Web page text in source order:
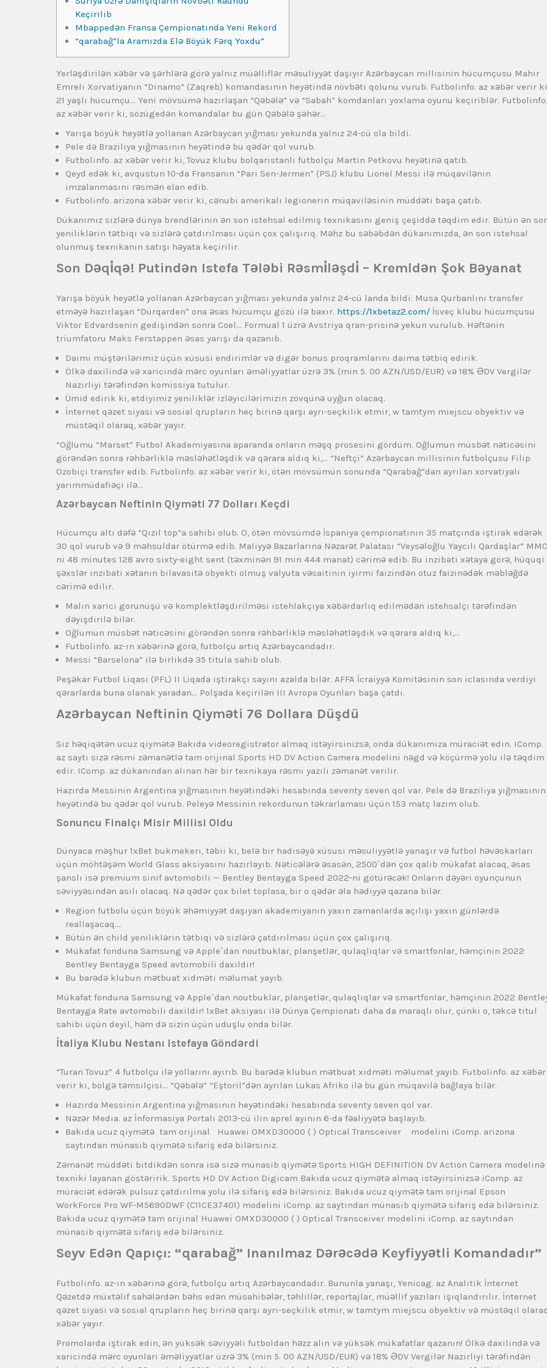
Keçirilib
Mbappedən Fransa Çempionatında Yeni Rekord
“qarabağ”la Aramızda Elə Böyük Fərq Yoxdu”
Yerləşdirilən xəbər və şərhlərə görə yalnız müəlliflər məsuliyyət daşıyır Azərbaycan millisinin hücumçusu Mahir
Emreli Xorvatiyanın “Dinamo” (Zaqreb) komandasının heyətində növbəti qolunu vurub. Futbolinfo. az xəbər verir
21 yaşlı hücumçu… Yeni mövsümə hazırlaşan “Qəbələ” və “Sabah” komdanları yoxlama oyunu keçiriblər. Futbolinfo.
az xəbər verir ki, sözügedən komandalar bu gün Qəbələ şəhər…
Yarışa böyük heyətlə yollanan Azərbaycan yığması yekunda yalnız 24-cü ola bildi.
Pele də Braziliya yığmasının heyətində bu qədər qol vurub.
Futbolinfo. az xəbər verir ki, Tovuz klubu bolqarıstanlı futbolçu Martin Petkovu heyətinə qatıb.
Qeyd edək ki, avqustun 10-da Fransanın “Pari Sen-Jermen” (PSJ) klubu Lionel Messi ilə müqavilənin
imzalanmasını rəsmən elan edib.
Futbolinfo. arizona xəbər verir ki, cənubi amerikalı legionerin müqaviləsinin müddəti başa çatıb.
Dükanımız sizlərə dünya brendlərinin ən son istehsal edilmiş texnikasını geniş çeşiddə təqdim edir. Bütün ən
yeniliklərin tətbiqi və sizlərə çatdırılması üçün çox çalışırıq. Məhz bu səbəbdən dükanımızda, ən son istehsal
olunmuş texnikanın satışı həyata keçirilir.
Son Dəqi̇qə! Putindən Istefa Tələbi Rəsmi̇ləşdi̇ – Kremldən Şok Bəyanat
Yarışa böyük heyətlə yollanan Azərbaycan yığması yekunda yalnız 24-cü landa bildi. Musa Qurbanlını transfer
etməyə hazırlaşan “Dürqarden” ona əsas hücumçu gözü ilə baxır. https://1xbetaz2.com/ İsveç klubu hücumçusu
Viktor Edvardsenin gedişindən sonra Coel… Formual 1 üzrə Avstriya qran-prisinə yekun vurulub. Həftənin
triumfatoru Maks Ferstappen əsas yarışı da qazanıb.
Daimi müştərilərimiz üçün xüsusi endirimlər və digər bonus proqramlarını daima tətbiq edirik.
Ölkə daxilində və xaricində mərc oyunları əməliyyatlar üzrə 3% (min 5. 00 AZN/USD/EUR) və 18% ƏDV Vergilər
Nazirliyi tərəfindən komissiya tutulur.
Ümid edirik ki, etdiyimiz yeniliklər izləyicilərimizin zövqünə uyğun olacaq.
İnternet qəzet siyasi və sosial qrupların heç birinə qarşı ayrı-seçkilik etmir, w tamtym miejscu obyektiv və
müstəqil olaraq, xəbər yayır.
“Oğlumu “Marset” Futbol Akademiyasına aparanda onların məşq prosesini gördüm. Oğlumun müsbət nəticəsini
görəndən sonra rəhbərliklə məsləhətləşdik və qərara aldıq ki,… “Neftçi” Azərbaycan millisinin futbolçusu Filip
Ozobiçi transfer edib. Futbolinfo. az xəbər verir ki, ötən mövsümün sonunda “Qarabağ”dan ayrılan xorvatiyalı
yarımmüdafiəçi ilə…
Azərbaycan Neftinin Qiyməti 77 Dolları Keçdi
Hücumçu altı dəfə “Qızıl top”a sahibi olub. O, ötən mövsümdə İspaniya çempionatının 35 matçında iştirak edərək
30 qol vurub və 9 məhsuldar ötürmə edib. Maliyyə Bazarlarına Nəzarət Palatası “Veysəloğlu Yaycılı Qardaşlar”
ni 48 minutes 128 avro sixty-eight sent (təxminən 91 min 444 manat) cərimə edib. Bu inzibati xətaya görə, hüquqi
şəxslər inzibati xətanın bilavasitə obyekti olmuş valyuta vəsaitinin iyirmi faizindən otuz faizinədək məbləğdə
cərimə edilir.
Malın xarici gorunüşü və komplektləşdirilməsi istehlakçıya xəbərdarlıq edilmədən istehsalçı tərəfindən
dəyişdirilə bilər.
Oğlumun müsbət nəticəsini görəndən sonra rəhbərliklə məsləhətləşdik və qərara aldıq ki,…
Futbolinfo. az-ın xəbərinə görə, futbolçu artıq Azərbaycandadır.
Messi “Barselona” ilə birlikdə 35 titula sahib olub.
Peşəkar Futbol Liqası (PFL) II Liqada iştirakçı sayını azalda bilər. AFFA İcraiyyə Komitəsinin son iclasında verdiyi
qərarlarda buna olanak yaradan… Polşada keçirilən III Avropa Oyunları başa çatdı.
Azərbaycan Neftinin Qiyməti 76 Dollara Düşdü
Siz həqiqətən ucuz qiymətə Bakıda videoregistrator almaq istəyirsinizsə, onda dükanımıza müraciət edin. IComp.
az saytı sizə rəsmi zəmanətlə tam orijinal Sports HD DV Action Camera modelini nəgd və köçürmə yolu ilə təqdim
edir. IComp. az dükanından alınan hər bir texnikaya rəsmi yazılı zəmanət verilir.
Hazırda Messinin Argentina yığmasının heyətindəki hesabında seventy seven qol var. Pele də Braziliya yığmasının
heyətində bu qədər qol vurub. Peleyə Messinin rekordunun təkrarlaması üçün 153 matç lazım olub.
Sonuncu Finalçı Misir Millisi Oldu
Dünyaca məşhur 1xBet bukmekeri, təbii ki, belə bir hadisəyə xüsusi məsuliyyətlə yanaşır və futbol həvəskarları
üçün möhtəşəm World Glass aksiyasını hazırlayıb. Nəticələrə əsasən, 2500`dən çox qalib mükafat alacaq, əsas
şanslı isə premium sinif avtomobili — Bentley Bentayga Speed ​​2022-ni götürəcək! Onların dəyəri oyunçunun
səviyyəsindən asılı olacaq. Nə qədər çox bilet toplasa, bir o qədər əla hədiyyə qazana bilər.
Region futbolu üçün böyük əhəmiyyət daşıyan akademiyanın yaxın zamanlarda açılışı yaxın günlərdə
reallaşacaq….
Bütün ən child yeniliklərin tətbiqi və sizlərə çatdırılması üçün çox çalışırıq.
Mükafat fonduna Samsung və Apple`dan noutbuklar, planşetlər, qulaqlıqlar və smartfonlar, həmçinin 2022
Bentley Bentayga Speed ​​​​avtomobili daxildir!
Bu barədə klubun mətbuat xidməti məlumat yayıb.
Mükafat fonduna Samsung və Apple`dan noutbuklar, planşetlər, qulaqlıqlar və smartfonlar, həmçinin 2022
Bentayga Rate ​​​​avtomobili daxildir! 1xBet aksiyası ilə Dünya Çempionatı daha da maraqlı olur, çünki o, təkcə titul
sahibi üçün deyil, həm də sizin üçün uduşlu onda bilər.
İtaliya Klubu Nestanı Istefaya Göndərdi
“Turan Tovuz” 4 futbolçu ilə yollarını ayırıb. Bu barədə klubun mətbuat xidməti məlumat yayıb. Futbolinfo. az xəbər
verir ki, bölgə təmsilçisi… “Qəbələ” “Eştoril”dən ayrılan Lukas Afriko ilə bu gün müqavilə bağlaya bilər.
Hazırda Messinin Argentina yığmasının heyətindəki hesabında seventy seven qol var.
Nəzər Media. az İnformasiya Portalı 2013-cü ilin aprel ayının 6-da fəaliyyətə başlayıb.
Bakıda ucuz qiymətə tam orijinal Huawei OMXD30000 ( ) Optical Transceiver modelini iComp. arizona
saytından münasib qiymətə sifariş edə bilərsiniz.
Zəmanət müddəti bitdikdən sonra isə sizə münasib qiymətə Sports HIGH DEFINITION DV Action Camera modelinə
texniki layanan göstəririk. Sports HD DV Action Digicam Bakıda ucuz qiymətə almaq istəyirsinizsə iComp. az
müraciət edərək pulsuz çatdırılma yolu ilə sifariş edə bilərsiniz. Bakıda ucuz qiymətə tam orijinal Epson
WorkForce Pro WF-M5690DWF (C11CE37401) modelini iComp. az saytından münasib qiymətə sifariş edə bilərsiniz.
Bakıda ucuz qiymətə tam orijinal Huawei OMXD30000 ( ) Optical Transceiver modelini iComp. az saytından
münasib qiymətə sifariş edə bilərsiniz.
Seyv Edən Qapıçı: “qarabağ” Inanılmaz Dərəcədə Keyfiyyətli Komandadır”
Futbolinfo. az-ın xəbərinə görə, futbolçu artıq Azərbaycandadır. Bununla yanaşı, Yenicag. az Analitik İnternet
Qəzetdə müxtəlif sahələrdən bəhs edən müsahibələr, təhlillər, reportajlar, müəllif yazıları işıqlandırılır. İnternet
qəzet siyasi və sosial qrupların heç birinə qarşı ayrı-seçkilik etmir, w tamtym miejscu obyektiv və müstəqil
xəbər yayır.
Promolarda iştirak edin, ən yüksək səviyyəli futboldan həzz alın və yüksək mükafatlar qazanın! Ölkə daxilində və
xaricində mərc oyunları əməliyyatlar üzrə 3% (min 5. 00 AZN/USD/EUR) və 18% ƏDV Vergilər Nazirliyi tərəfindən